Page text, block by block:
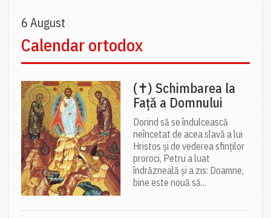
6 August
Calendar ortodox
(✝) Schimbarea la
Față a Domnului
Dorind să se îndulcească
neîncetat de acea slavă a lui
Hristos și de vederea sfinților
proroci, Petru a luat
îndrăzneală și a zis: Doamne,
bine este nouă să...